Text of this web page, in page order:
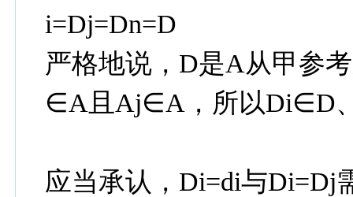
i=Dj=Dn=D
严格地说，D是A从甲参
∈A且Aj∈A，所以Di∈D
应当承认，Di=di与Di=Dj